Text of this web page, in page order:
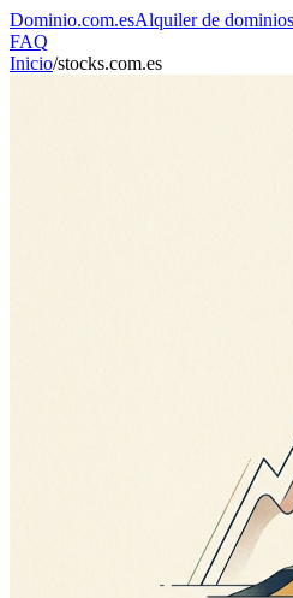
Dominio.com.esAlquiler de dominios
FAQ
Inicio/stocks.com.es